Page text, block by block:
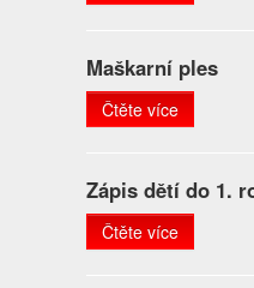
Maškarní ples
Čtěte více
Zápis dětí do 1.
Čtěte více